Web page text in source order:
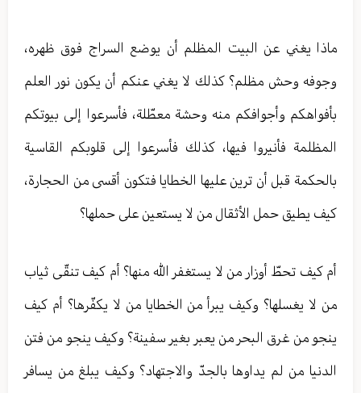
ماذا يغني عن البيت المظلم أن يوضع السراج فوق ظهره،
وجوفه وحش مظلم؟ كذلك لا يغني عنكم أن يكون نور العلم
بأفواهكم وأجوافكم منه وحشة معطّلة، فأسرعوا إلى بيوتكم
المظلمة فأنيروا فيها، كذلك فأسرعوا إلى قلوبكم القاسية
بالحكمة قبل أن ترين عليها الخطايا فتكون أقسى من الحجارة،
كيف يطيق حمل الأثقال من لا يستعين على حملها؟
أم كيف تحطّ أوزار من لا يستغفر الله منها؟ أم كيف تنقّى ثياب
من لا يغسلها؟ وكيف يبرأ من الخطايا من لا يكفّرها؟ أم كيف
ينجو من غرق البحر من يعبر بغير سفينة؟ وكيف ينجو من فتن
الدنيا من لم يداوها بالجدّ والاجتهاد؟ وكيف يبلغ من يسافر